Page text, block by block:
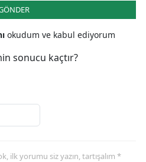
okudum ve kabul ediyorum
sonucu kaçtır?
ilk yorumu siz yazın, tartışalım *